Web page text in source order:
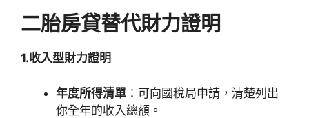
二胎房貸替代財力證明
1.收入型財力證明
年度所得清單 ：可向國稅局申請，清楚列出
你全年的收入總額。